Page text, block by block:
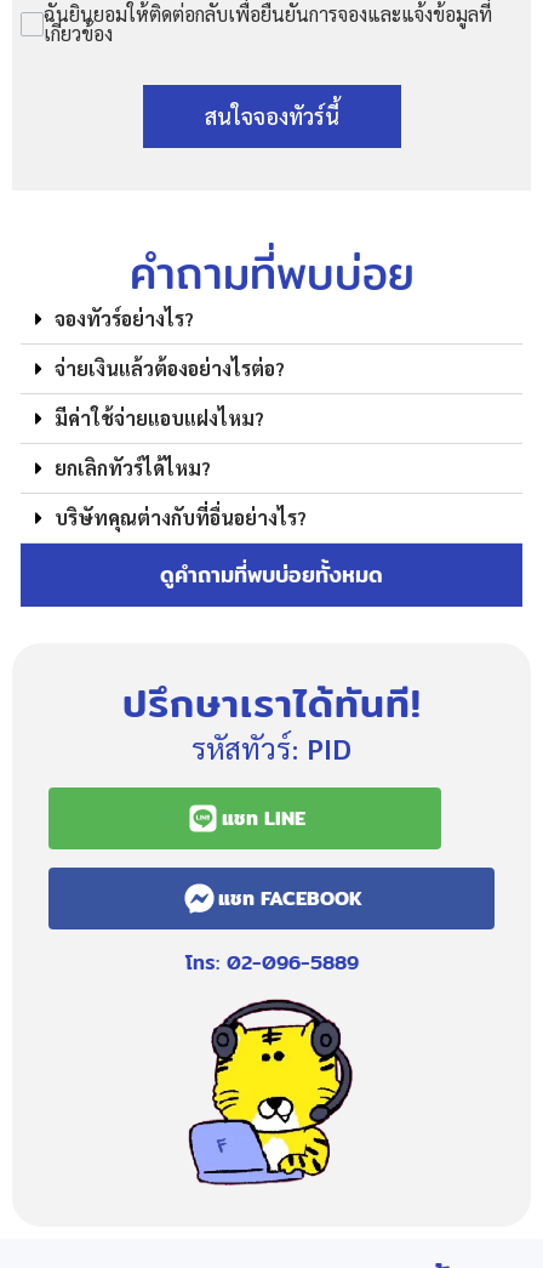
ฉันยินยอมให้ติดต่อกลับเพื่อยืนยันการจองและแจ้งข้อมูลที่
เกี่ยวข้อง
สนใจจองทัวร์นี้
คำถามที่พบบ่อย
จองทัวร์อย่างไร?
จ่ายเงินแล้วต้องอย่างไรต่อ?
มีค่าใช้จ่ายแอบแฝงไหม?
ยกเลิกทัวร์ได้ไหม?
บริษัทคุณต่างกับที่อื่นอย่างไร?
ดูคำถามที่พบบ่อยทั้งหมด
ปรึกษาเราได้ทันที!
รหัสทัวร์: PID
แชท LINE
แชท FACEBOOK
โทร: 02-096-5889